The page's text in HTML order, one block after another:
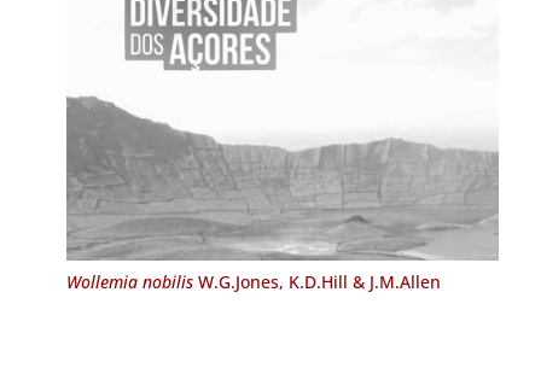
Wollemia nobilisW.G.Jones, K.D.Hill & J.M.Allen